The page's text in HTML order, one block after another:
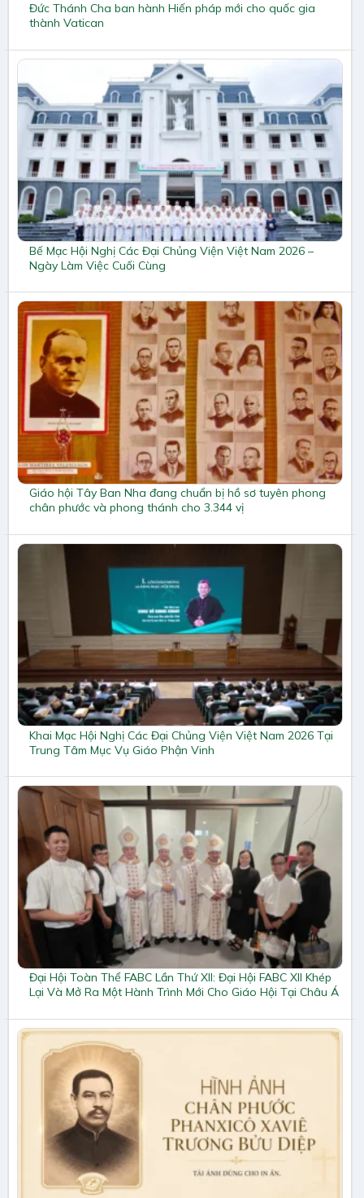
Đức Thánh Cha ban hành Hiến pháp mới cho quốc gia
thành Vatican
Bế Mạc Hội Nghị Các Đại Chủng Viện Việt Nam 2026 –
Ngày Làm Việc Cuối Cùng
Giáo hội Tây Ban Nha đang chuẩn bị hồ sơ tuyên phong
chân phước và phong thánh cho 3.344 vị
Khai Mạc Hội Nghị Các Đại Chủng Viện Việt Nam 2026 Tại
Trung Tâm Mục Vụ Giáo Phận Vinh
Đại Hội Toàn Thể FABC Lần Thứ XII: Đại Hội FABC XII Khép
Lại Và Mở Ra Một Hành Trình Mới Cho Giáo Hội Tại Châu Á